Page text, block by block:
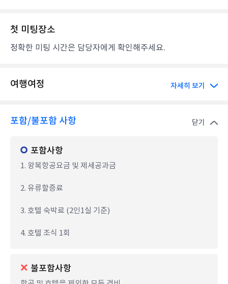
첫 미팅장소
정확한 미팅 시간은 담당자에게 확인해주세요.
여행여정 자세히 보기
포함/불포함 사항 닫기
포함사항
1. 왕복항공요금 및 제세공과금
2. 유류할증료
3. 호텔 숙박료 (2인1실 기준)
4. 호텔 조식 1회
불포함사항